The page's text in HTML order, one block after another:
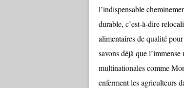
l’indispensable
durable, c’est-à-dire
alimentaires de qualité
savons déjà que
multinationales comme
enferment les agriculteurs